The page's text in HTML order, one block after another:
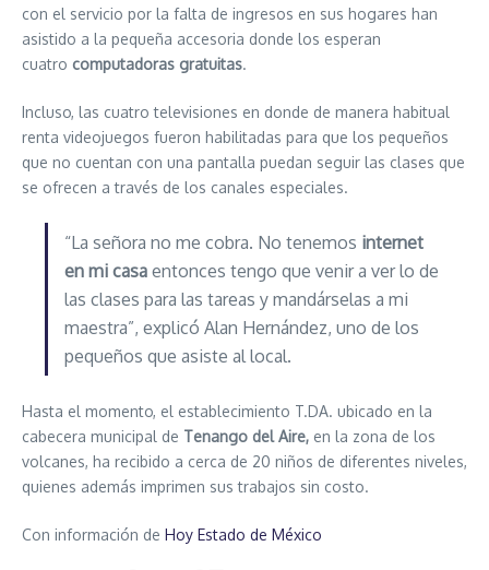
con el servicio por la falta de ingresos en sus hogares han
asistido a la pequeña accesoria donde los esperan
cuatro computadoras gratuitas.
Incluso, las cuatro televisiones en donde de manera habitual
renta videojuegos fueron habilitadas para que los pequeños
que no cuentan con una pantalla puedan seguir las clases que
se ofrecen a través de los canales especiales.
“La señora no me cobra. No tenemos internet
en mi casa entonces tengo que venir a ver lo de
las clases para las tareas y mandárselas a mi
maestra”, explicó Alan Hernández, uno de los
pequeños que asiste al local.
Hasta el momento, el establecimiento T.DA. ubicado en la
cabecera municipal de Tenango del Aire, en la zona de los
volcanes, ha recibido a cerca de 20 niños de diferentes niveles,
quienes además imprimen sus trabajos sin costo.
Con información de Hoy Estado de México